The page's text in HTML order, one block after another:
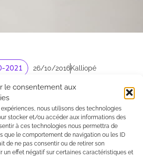
le consentement aux
nous utilisons des technologies
stocker et/ou accéder aux informations des
à ces technologies nous permettra de
que le comportement de navigation ou les ID
de ne pas consentir ou de retirer son
un effet négatif sur certaines caractéristiques et
2021 26/10/2016Kalliopé
and occurence of new
ILO